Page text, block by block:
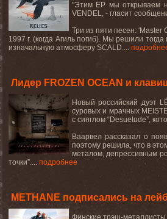
"Этим EP мы открываем
VENDEL, - гласит
Три из пяти песен: 'Master
1997 г. (когда Агиль погиб). Мы решили
изначальную атмосферу SCALD....
Лидер FROZEN OCEAN и
Новый российский дуэт
суровых и мрачных
с синглом “Desuetude”,
Ваарвел рассказал о
поэтому решила, что в
металом, депрессивным
точки”.... подробнее
METHANE подписались на
Финские трэш-